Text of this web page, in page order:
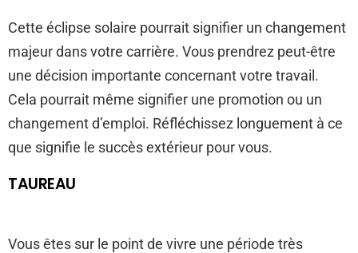
Cette éclipse solaire pourrait signifier un changement
majeur dans votre carrière. Vous prendrez peut-être
une décision importante concernant votre travail.
Cela pourrait même signifier une promotion ou un
changement d’emploi. Réfléchissez longuement à ce
que signifie le succès extérieur pour vous.
TAUREAU
Vous êtes sur le point de vivre une période très